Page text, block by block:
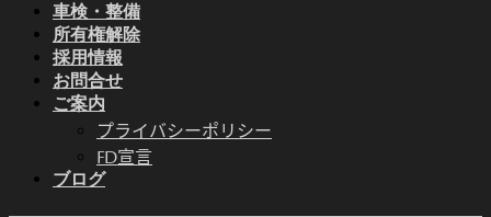
車検・整備
所有権解除
採用情報
お問合せ
ご案内
プライバシーポリシー
FD宣言
ブログ